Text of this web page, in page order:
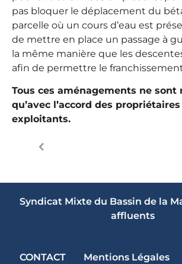
pas bloquer le déplacement du
parcelle où un cours d’eau est
de mettre en place un passage à
la même manière que les
afin de permettre le
Tous ces aménagements ne sont
qu’avec l’accord des
exploitants.
Syndicat Mixte du Bassin de la
affluents
CONTACT Mentions Légales